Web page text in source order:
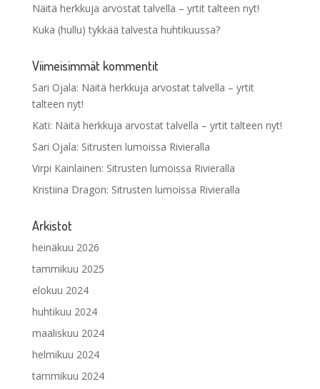
Näitä herkkuja arvostat talvella – yrtit talteen nyt!
Kuka (hullu) tykkää talvesta huhtikuussa?
Viimeisimmät kommentit
Sari Ojala: Näitä herkkuja arvostat talvella – yrtit
talteen nyt!
Kati: Näitä herkkuja arvostat talvella – yrtit talteen nyt!
Sari Ojala: Sitrusten lumoissa Rivieralla
Virpi Kainlainen: Sitrusten lumoissa Rivieralla
Kristiina Dragon: Sitrusten lumoissa Rivieralla
Arkistot
heinäkuu 2026
tammikuu 2025
elokuu 2024
huhtikuu 2024
maaliskuu 2024
helmikuu 2024
tammikuu 2024